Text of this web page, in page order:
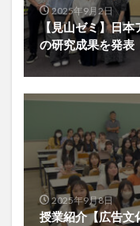
2025年9月2日
【見山ゼミ】日本
の研究成果を発表
2025年9月8日
授業紹介【広告文